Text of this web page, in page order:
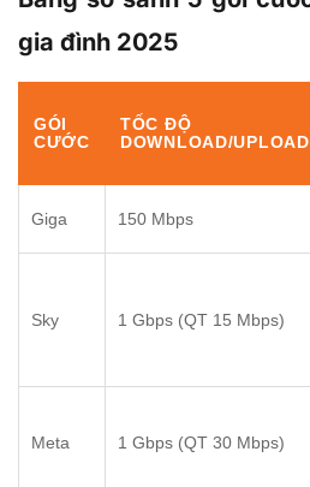
gia đình 2025
GÓI
CƯỚC
TỐC ĐỘ
DOWNLOAD/UPLOAD
Giga 150 Mbps
Sky 1 Gbps (QT 15 Mbps)
Meta 1 Gbps (QT 30 Mbps)